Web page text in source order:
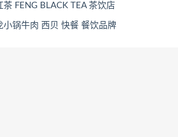
茶 FENG BLACK TEA 茶饮店
小锅牛肉 西贝 快餐 餐饮品牌